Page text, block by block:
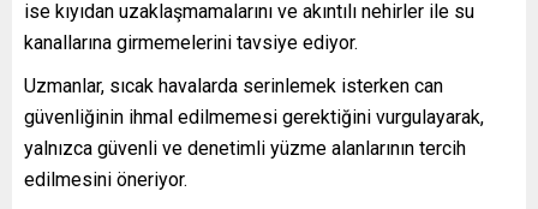
ise kıyıdan uzaklaşmamalarını ve akıntılı nehirler ile su
kanallarına girmemelerini tavsiye ediyor.
Uzmanlar, sıcak havalarda serinlemek isterken can
güvenliğinin ihmal edilmemesi gerektiğini vurgulayarak,
yalnızca güvenli ve denetimli yüzme alanlarının tercih
edilmesini öneriyor.